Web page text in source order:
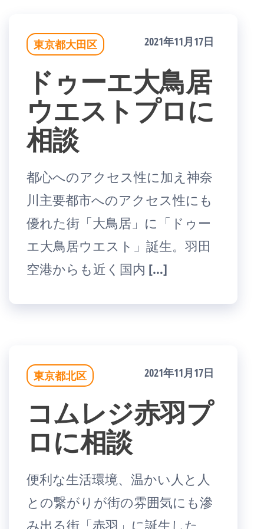
東京都大田区 2021年11月17日
ドゥーエ大鳥居
ウエストプロに
相談
都心へのアクセス性に加え神奈
川主要都市へのアクセス性にも
優れた街「大鳥居」に「ドゥー
エ大鳥居ウエスト」誕生。羽田
空港からも近く国内 […]
東京都北区 2021年11月17日
コムレジ赤羽プ
ロに相談
便利な生活環境、温かい人と人
との繋がりが街の雰囲気にも滲
み出る街「赤羽」に誕生した